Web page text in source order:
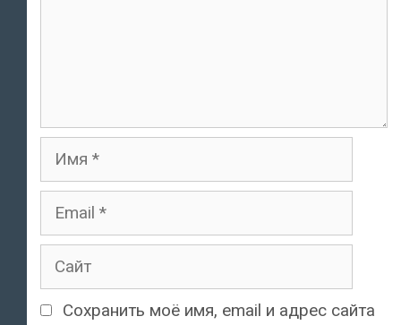
Имя
Email
Сайт
Сохранить моё имя, email и адрес сайта